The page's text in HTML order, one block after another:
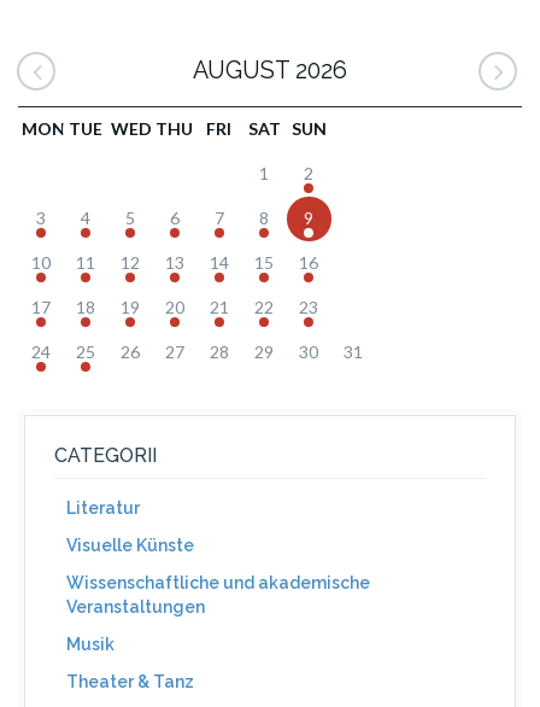
AUGUST 2026
MON TUE WED THU FRI SAT SUN
1 2
3 4 5 6 7 8 9
10 11 12 13 14 15 16
17 18 19 20 21 22 23
24 25 26 27 28 29 30 31
CATEGORII
Literatur
Visuelle Künste
Wissenschaftliche und akademische
Veranstaltungen
Musik
Theater & Tanz